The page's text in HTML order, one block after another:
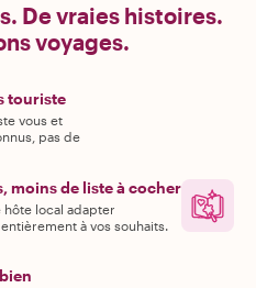
De vraies histoires.
voyages.
touriste
vous et
pas de
moins de liste à cocher
hôte local adapter
à vos souhaits.